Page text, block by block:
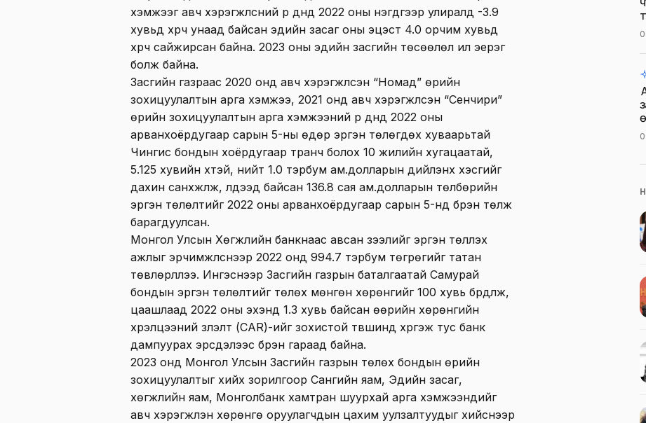
хэмжээг авч хэрэгжүүлсний үр дүнд 2022 оны нэгдүгээр улиралд -3.9
хувьд хүрч унаад байсан эдийн засаг оны эцэст 4.0 орчим хувьд
хүрч сайжирсан байна. 2023 оны эдийн засгийн төсөөлөл илүү эерэг
болж байна.
Засгийн газраас 2020 онд авч хэрэгжүүлсэн “Номад” өрийн
зохицуулалтын арга хэмжээ, 2021 онд авч хэрэгжүүлсэн “Сенчири”
өрийн зохицуулалтын арга хэмжээний үр дүнд 2022 оны
арванхоёрдугаар сарын 5-ны өдөр эргэн төлөгдөх хуваарьтай
Чингис бондын хоёрдугаар транч болох 10 жилийн хугацаатай,
5.125 хувийн хүүтэй, нийт 1.0 тэрбум ам.долларын дийлэнх хэсгийг
дахин санхүүжүүлж, үлдээд байсан 136.8 сая ам.долларын төлбөрийн
эргэн төлөлтийг 2022 оны арванхоёрдугаар сарын 5-нд бүрэн төлж
барагдуулсан.
Монгол Улсын Хөгжлийн банкнаас авсан зээлийг эргэн төлүүлэх
ажлыг эрчимжүүлснээр 2022 онд 994.7 тэрбум төгрөгийг татан
төвлөрүүллээ. Ингэснээр Засгийн газрын баталгаатай Самурай
бондын эргэн төлөлтийг төлөх мөнгөн хөрөнгийг 100 хувь бүрдүүлж,
цаашлаад 2022 оны эхэнд 1.3 хувь байсан өөрийн хөрөнгийн
хүрэлцээний үзүүлэлт (CAR)-ийг зохистой түвшинд хүргэж тус банк
дампуурах эрсдэлээс бүрэн гараад байна.
2023 онд Монгол Улсын Засгийн газрын төлөх бондын өрийн
зохицуулалтыг хийх зорилгоор Сангийн яам, Эдийн засаг,
хөгжлийн яам, Монголбанк хамтран шуурхай арга хэмжээнүүдийг
авч хэрэгжүүлэн хөрөнгө оруулагчдын цахим уулзалтуудыг хийснээр